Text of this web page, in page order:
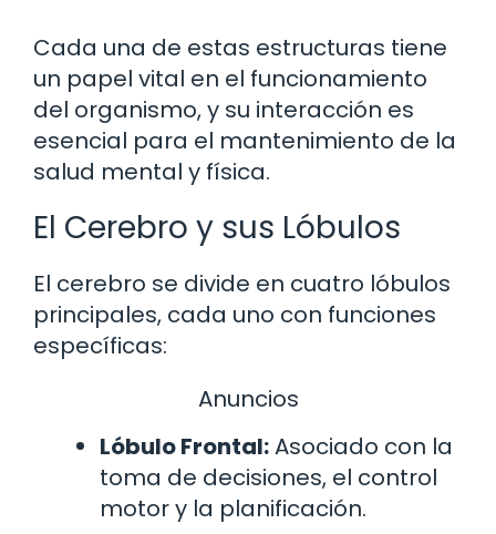
Cada una de estas estructuras tiene
un papel vital en el funcionamiento
del organismo, y su interacción es
esencial para el mantenimiento de la
salud mental y física.
El Cerebro y sus Lóbulos
El cerebro se divide en cuatro lóbulos
principales, cada uno con funciones
específicas:
Anuncios
Lóbulo Frontal:Asociado con la
toma de decisiones, el control
motor y la planificación.